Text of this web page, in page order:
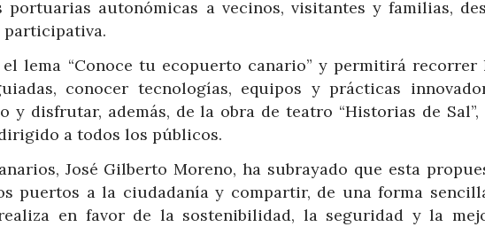
autonómicas a vecinos, visitantes y familias,
participativa.
lema “Conoce tu ecopuerto canario” y permitirá recorrer
conocer tecnologías, equipos y prácticas
disfrutar, además, de la obra de teatro “Historias de Sal”,
a todos los públicos.
José Gilberto Moreno, ha subrayado que esta
puertos a la ciudadanía y compartir, de una forma
en favor de la sostenibilidad, la seguridad y la